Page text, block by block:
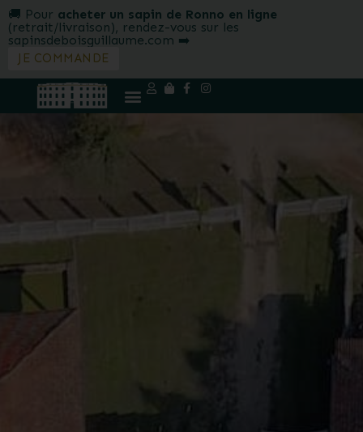
🚚 Pour acheter un sapin de Ronno en ligne
(retrait/livraison), rendez-vous sur les
sapinsdeboisguillaume.com ➡️
JE COMMANDE